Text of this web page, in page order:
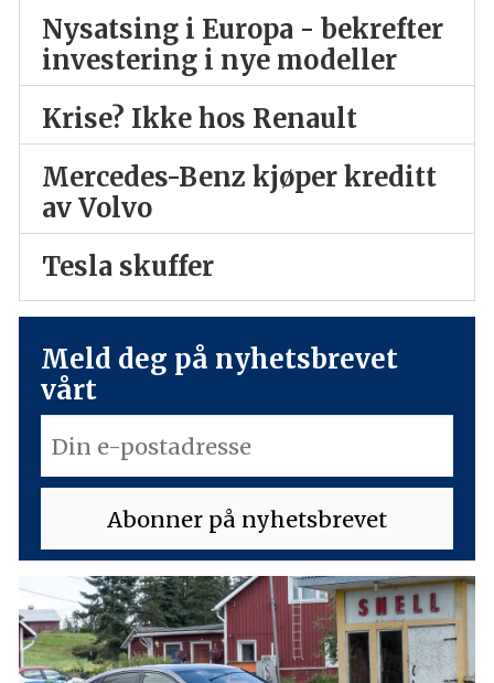
Nysatsing i Europa - bekrefter
investering i nye modeller
Krise? Ikke hos Renault
Mercedes-Benz kjøper kreditt
av Volvo
Tesla skuffer
Meld deg på nyhetsbrevet
vårt